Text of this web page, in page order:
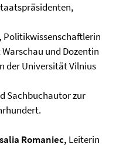
Politikwissenschaftlerin
und Dozentin
der Universität Vilnius
Sachbuchautor zur
Romaniec, Leiterin